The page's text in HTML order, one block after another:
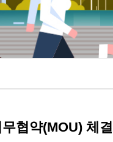
협약(MOU) 체